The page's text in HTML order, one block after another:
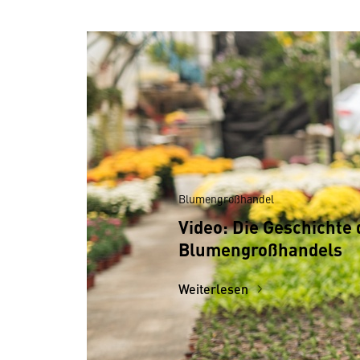
Blumengroßhandel
Video: Die Geschichte
Blumengroßhandels
Weiterlesen